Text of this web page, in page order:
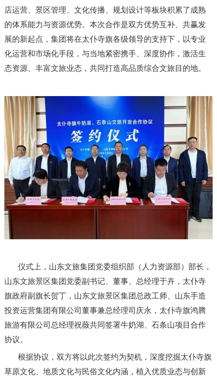
店运营、景区管理、文化传播、规划设计等板块积累了成熟
的体系能力与资源优势。本次合作是双方优势互补、共赢发
展的新起点，集团将在太仆寺旗各级领导的支持下，以专业
化运营和市场化手段，与当地紧密携手、深度协作，激活生
态资源、丰富文旅业态，共同打造高品质综合文旅目的地。
仪式上，山东文旅集团党委组织部（人力资源部）部长，
山东文旅景区集团党委副书记、董事、总经理于卉，太仆寺
旗政府副旗长贺丁，山东文旅景区集团总政工师、山东手造
投资运营集团有限公司董事兼总经理司庆永，太仆寺旗鸿腾
旅游有限公司总经理祝薇共同签署牛奶湖、石条山项目合作
协议。
根据协议，双方将以此次签约为契机，深度挖掘太仆寺旗
草原文化、地质文化与民俗文化内涵，植入优质业态与创新